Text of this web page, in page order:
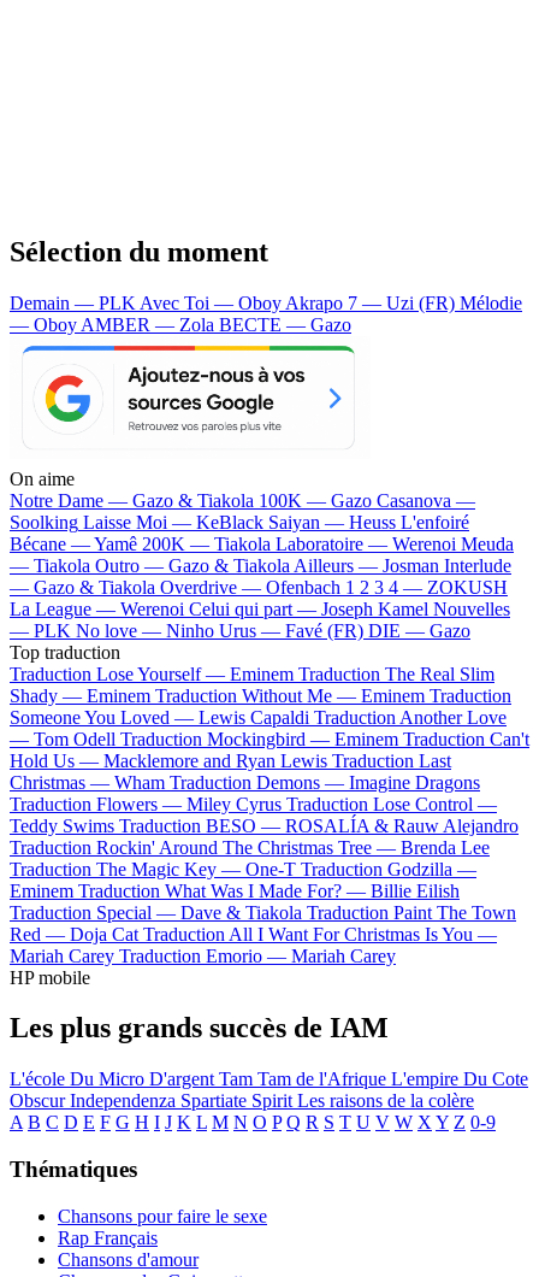
Sélection du moment
Demain — PLK Avec Toi — Oboy Akrapo 7 — Uzi (FR) Mélodie
— Oboy AMBER — Zola BECTE — Gazo
On aime
Notre Dame — Gazo & Tiakola 100K — Gazo Casanova —
Soolking Laisse Moi — KeBlack Saiyan — Heuss L'enfoiré
Bécane —Yamê 200K — Tiakola Laboratoire — Werenoi Meuda
— Tiakola Outro — Gazo & Tiakola Ailleurs — Josman Interlude
— Gazo & Tiakola Overdrive — Ofenbach 1 2 3 4 — ZOKUSH
La League — Werenoi Celui qui part — Joseph Kamel Nouvelles
— PLK No love — Ninho Urus — Favé (FR) DIE — Gazo
Top traduction
Traduction Lose Yourself — Eminem Traduction The Real Slim
Shady — Eminem Traduction Without Me — Eminem Traduction
Someone You Loved — Lewis Capaldi Traduction Another Love
— Tom Odell Traduction Mockingbird — Eminem Traduction Can't
Hold Us — Macklemore and Ryan Lewis Traduction Last
Christmas — Wham Traduction Demons — Imagine Dragons
Traduction Flowers — Miley Cyrus Traduction Lose Control —
Teddy Swims Traduction BESO — ROSALÍA & Rauw Alejandro
Traduction Rockin' Around The Christmas Tree — Brenda Lee
Traduction The Magic Key — One-T Traduction Godzilla —
Eminem Traduction What Was I Made For? — Billie Eilish
Traduction Special — Dave & Tiakola Traduction Paint The Town
Red — Doja Cat Traduction All I Want For Christmas Is You —
Mariah Carey Traduction Emorio — Mariah Carey
HP mobile
Les plus grands succès de IAM
L'école Du Micro D'argent Tam Tam de l'Afrique L'empire Du Cote
ObscurIndependenza Spartiate Spirit Les raisons de la colère
A B C D E F G H I J K L M N O P Q R S T U V W X Y Z 0-9
Thématiques
Chansons pour faire le sexe
Rap Français
Chansons d'amour